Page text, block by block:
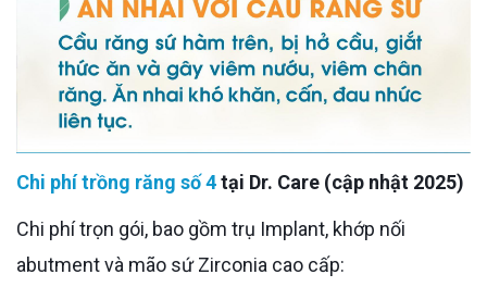
Chi phí trồng răng số 4tại Dr. Care (cập nhật 2025)
Chi phí trọn gói, bao gồm trụ Implant, khớp nối
abutment và mão sứ Zirconia cao cấp: